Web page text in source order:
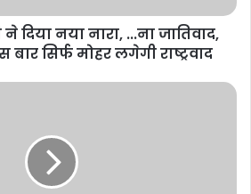
दिया नया नारा, ...ना जातिवाद,
बार सिर्फ मोहर लगेगी राष्ट्रवाद